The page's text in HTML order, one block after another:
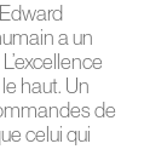
a un
haut. Un
de
celui qui